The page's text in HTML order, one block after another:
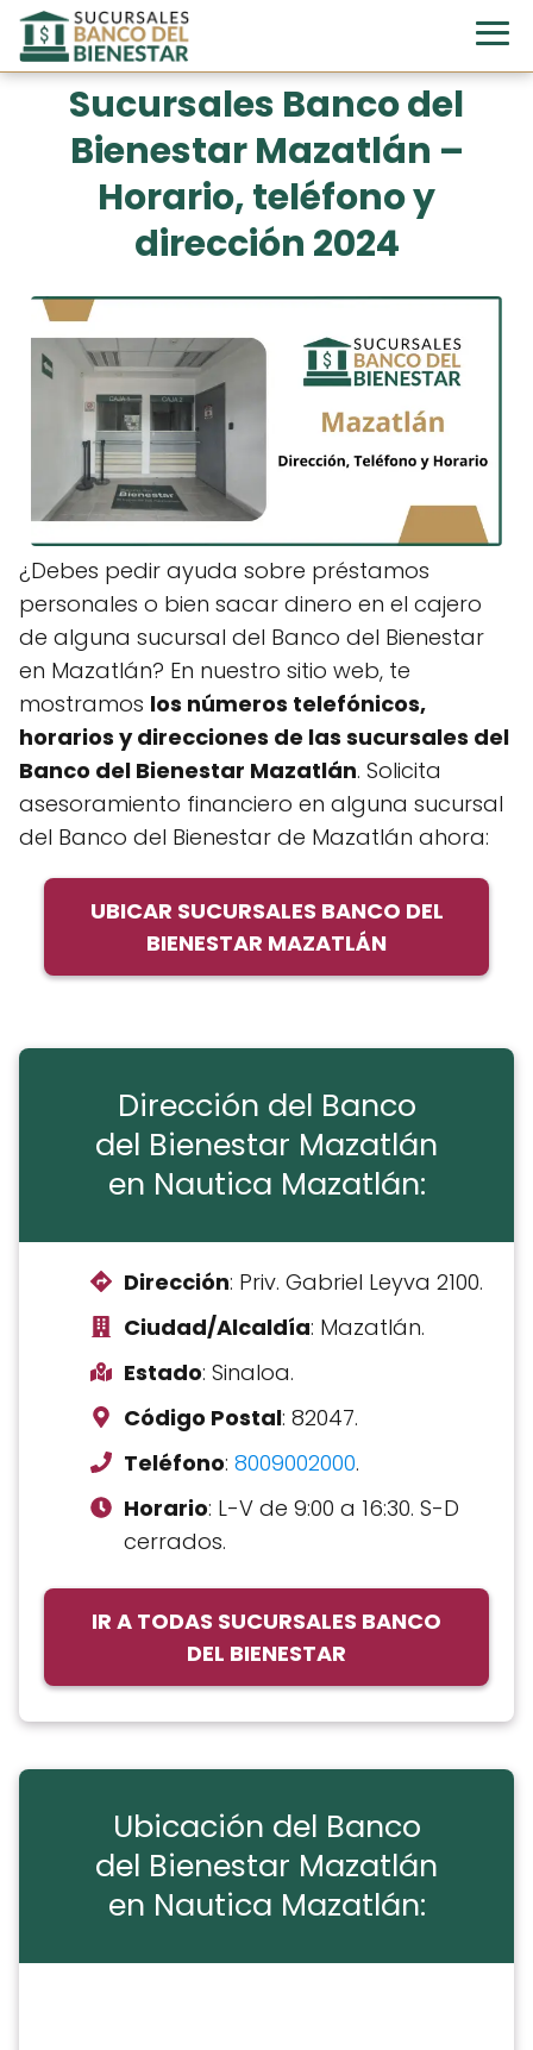
Sucursales Banco del
Bienestar Mazatlán –
Horario, teléfono y
dirección 2024
¿Debes pedir ayuda sobre préstamos
personales o bien sacar dinero en el cajero
de alguna sucursal del Banco del Bienestar
en Mazatlán? En nuestro sitio web, te
mostramos los números telefónicos,
horarios y direcciones de las sucursales del
Banco del Bienestar Mazatlán. Solicita
asesoramiento financiero en alguna sucursal
del Banco del Bienestar de Mazatlán ahora:
UBICAR SUCURSALES BANCO DEL
BIENESTAR MAZATLÁN
Dirección del Banco
del Bienestar Mazatlán
en Nautica Mazatlán:
Dirección: Priv. Gabriel Leyva 2100.
Ciudad/Alcaldía: Mazatlán.
Estado: Sinaloa.
Código Postal: 82047.
Teléfono: 8009002000.
Horario: L-V de 9:00 a 16:30. S-D
cerrados.
IR A TODAS SUCURSALES BANCO
DEL BIENESTAR
Ubicación del Banco
del Bienestar Mazatlán
en Nautica Mazatlán: